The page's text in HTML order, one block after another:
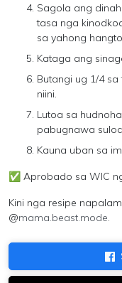
Sagola ang
tasa nga
sa yahong
Kataga ang
Butangi ug 1/4
niini.
Lutoa sa
pabugnawa
Kauna uban sa
✅ Aprobado sa WIC
Kini nga resipe
@mama.beast.mode.